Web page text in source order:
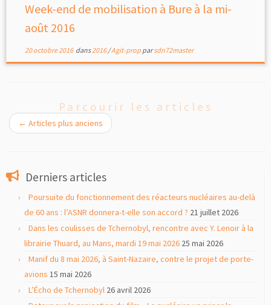
Week-end de mobilisation à Bure à la mi-
août 2016
20 octobre 2016dans2016/Agit-prop parsdn72master
Parcourir les articles
← Articles plus anciens
Derniers articles
Poursuite du fonctionnement des réacteurs nucléaires au-delà
de 60 ans : l’ASNR donnera-t-elle son accord ? 21 juillet 2026
Dans les coulisses de Tchernobyl, rencontre avec Y. Lenoir à la
librairie Thuard, au Mans, mardi 19 mai 2026 25 mai 2026
Manif du 8 mai 2026, à Saint-Nazaire, contre le projet de porte-
avions 15 mai 2026
L’Écho de Tchernobyl 26 avril 2026